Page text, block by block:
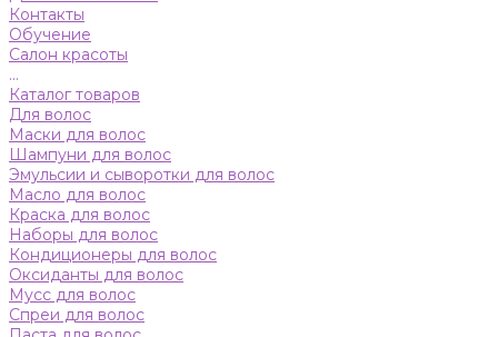
Контакты
Обучение
Салон красоты
...
Каталог товаров
Для волос
Маски для волос
Шампуни для волос
Эмульсии и сыворотки для волос
Масло для волос
Краска для волос
Наборы для волос
Кондиционеры для волос
Оксиданты для волос
Мусс для волос
Спреи для волос